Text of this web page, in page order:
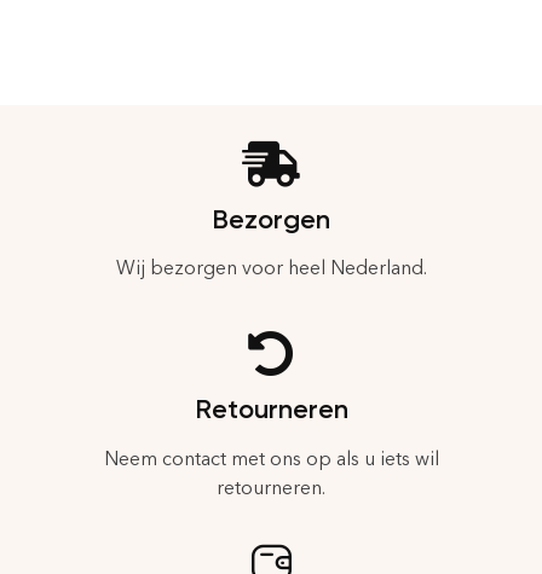
Bezorgen
Wij bezorgen voor heel Nederland.
Retourneren
Neem contact met ons op als u iets wil
retourneren.